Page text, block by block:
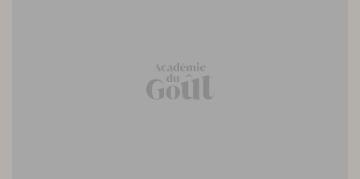
Préparation des Saint-Jacques